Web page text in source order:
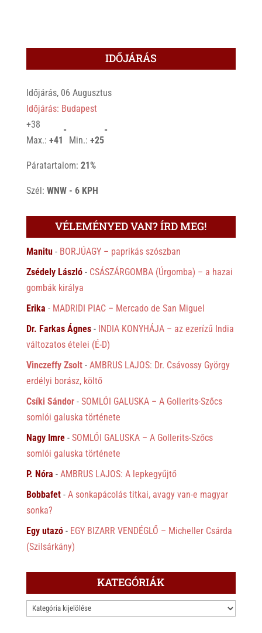
IDŐJÁRÁS
Időjárás, 06 Augusztus
Időjárás: Budapest
+38
Max.: +41
°
Min.: +25
°
Páratartalom: 21%
Szél: WNW - 6 KPH
VÉLEMÉNYED VAN? ÍRD MEG!
Manitu- BORJÚAGY – paprikás szószban
Zsédely László- CSÁSZÁRGOMBA (Úrgomba) – a hazai
gombák királya
Erika - MADRIDI PIAC – Mercado de San Miguel
Dr. Farkas Ágnes- INDIA KONYHÁJA – az ezerízű India
változatos ételei (É-D)
Vinczeffy Zsolt- AMBRUS LAJOS: Dr. Csávossy György
erdélyi borász, költő
Csíki Sándor- SOMLÓI GALUSKA – A Gollerits-Szőcs
somlói galuska története
Nagy Imre- SOMLÓI GALUSKA – A Gollerits-Szőcs
somlói galuska története
P. Nóra - AMBRUS LAJOS: A lepkegyűjtő
Bobbafet- A sonkapácolás titkai, avagy van-e magyar
sonka?
Egy utazó- EGY BIZARR VENDÉGLŐ – Micheller Csárda
(Szilsárkány)
KATEGÓRIÁK
KATEGÓRIÁK